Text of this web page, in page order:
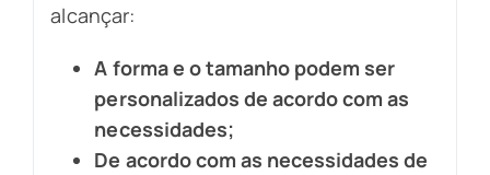
alcançar:
A forma e o tamanho podem ser
personalizados de acordo com as
necessidades;
De acordo com as necessidades de